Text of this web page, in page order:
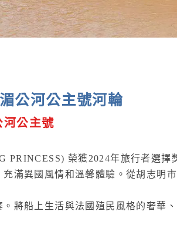
公河公主號河輪
公主號
PRINCESS) 榮獲2024年旅行者選擇
充滿異國風情和溫馨體驗。從胡志明
將船上生活與法國殖民風格的奢華